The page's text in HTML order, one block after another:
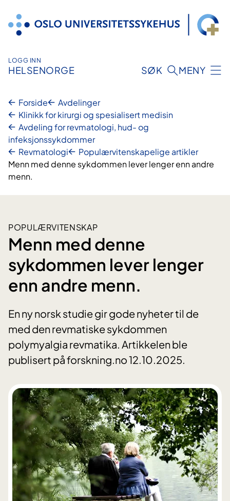
innhold
LOGG INN
HELSENORGE SØK MENY
Forside
Avdelinger
Klinikk for kirurgi og spesialisert medisin
Avdeling for revmatologi, hud- og
infeksjonssykdommer
Revmatologi
Populærvitenskapelige artikler
Menn med denne sykdommen lever lenger enn andre
menn.
POPULÆRVITENSKAP
Menn med denne
sykdommen lever lenger
enn andre menn.
En ny norsk studie gir gode nyheter til de
med den revmatiske sykdommen
polymyalgia revmatika. Artikkelen ble
publisert på forskning.no 12.10.2025.